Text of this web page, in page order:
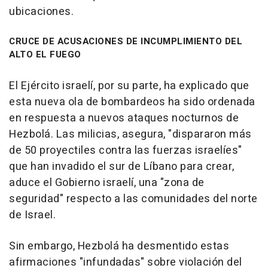
ubicaciones.
CRUCE DE ACUSACIONES DE INCUMPLIMIENTO DEL
ALTO EL FUEGO
El Ejército israelí, por su parte, ha explicado que
esta nueva ola de bombardeos ha sido ordenada
en respuesta a nuevos ataques nocturnos de
Hezbolá. Las milicias, asegura, "dispararon más
de 50 proyectiles contra las fuerzas israelíes"
que han invadido el sur de Líbano para crear,
aduce el Gobierno israelí, una "zona de
seguridad" respecto a las comunidades del norte
de Israel.
Sin embargo, Hezbolá ha desmentido estas
afirmaciones "infundadas" sobre violación del